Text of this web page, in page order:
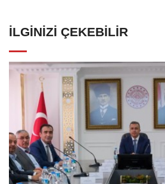
İLGINIZI ÇEKEBILIR